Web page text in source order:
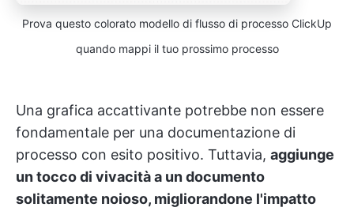
Prova questo colorato modello di flusso di processo ClickUp
quando mappi il tuo prossimo processo
Una grafica accattivante potrebbe non essere
fondamentale per una documentazione di
processo con esito positivo. Tuttavia, aggiunge
un tocco di vivacità a un documento
solitamente noioso, migliorandone l'impatto